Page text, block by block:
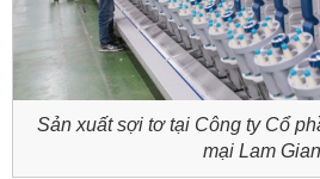
Sản xuất sợi tơ tại Công ty Cổ
mại Lam